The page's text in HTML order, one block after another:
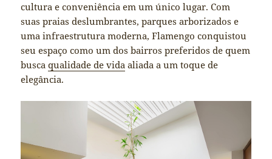
cultura e conveniência em um único lugar. Com
suas praias deslumbrantes, parques arborizados e
uma infraestrutura moderna, Flamengo conquistou
seu espaço como um dos bairros preferidos de quem
buscaqualidade de vida aliada a um toque de
elegância.